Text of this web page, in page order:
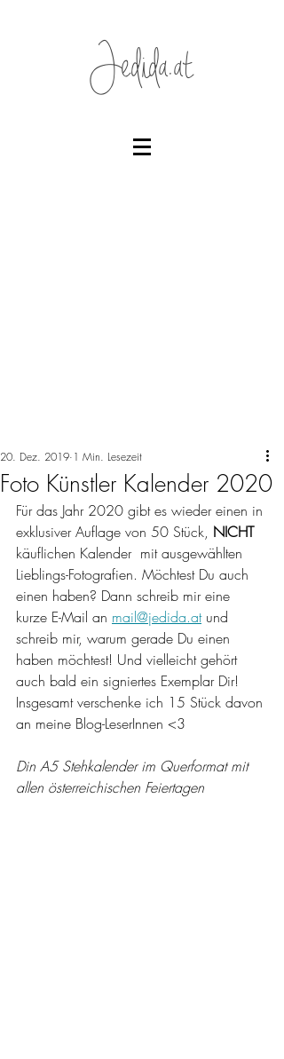
Jedida.at
Foto Künstler Kalender 2020
20. Dez. 2019 1 Min. Lesezeit
Für das Jahr 2020 gibt es wieder einen in
exklusiver Auflage von 50 Stück, NICHT
käuflichen Kalender  mit ausgewählten
Lieblings-Fotografien. Möchtest Du auch
einen haben? Dann schreib mir eine
kurze E-Mail an mail@jedida.at und
schreib mir, warum gerade Du einen
haben möchtest! Und vielleicht gehört
auch bald ein signiertes Exemplar Dir!
Insgesamt verschenke ich 15 Stück davon
an meine Blog-LeserInnen <3
Din A5 Stehkalender im Querformat mit
allen österreichischen Feiertagen